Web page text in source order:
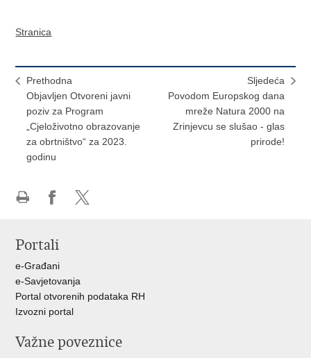
Stranica
Prethodna
Objavljen Otvoreni javni
poziv za Program
„Cjeloživotno obrazovanje
za obrtništvo“ za 2023.
godinu
Sljedeća
Povodom Europskog dana
mreže Natura 2000 na
Zrinjevcu se slušao - glas
prirode!
Facebooku
Portali
e-Građani
e-Savjetovanja
Portal otvorenih podataka RH
Izvozni portal
Važne poveznice